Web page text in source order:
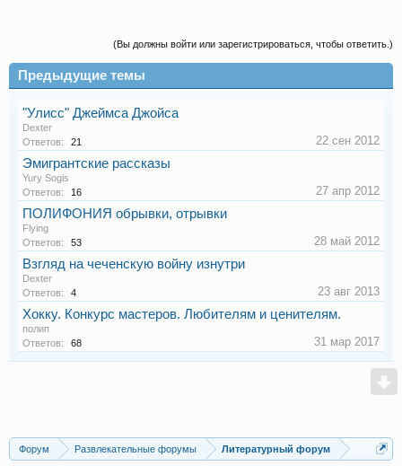
(Вы должны войти или зарегистрироваться, чтобы ответить.)
Предыдущие темы
"Улисс" Джеймса Джойса
Dexter
Ответов:
21 22 сен 2012
Эмигрантские рассказы
Yury Sogis
Ответов:
16 27 апр 2012
ПОЛИФОНИЯ обрывки, отрывки
Flying
Ответов:
53 28 май 2012
Взгляд на чеченскую войну изнутри
Dexter
Ответов:
4 23 авг 2013
Хокку. Конкурс мастеров. Любителям и ценителям.
полип
Ответов:
68 31 мар 2017
Форум Развлекательные форумы Литературный форум